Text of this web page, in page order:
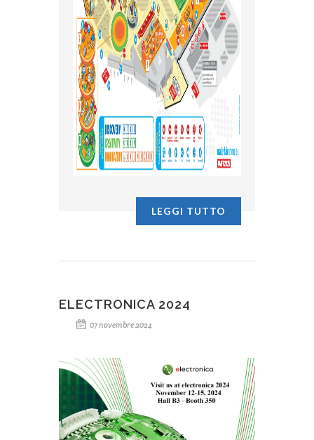
LEGGI TUTTO
ELECTRONICA 2024
07 novembre 2024